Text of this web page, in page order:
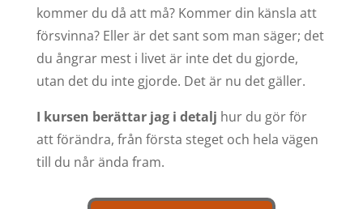
kommer du då att må? Kommer din känsla att
försvinna? Eller är det sant som man säger; det
du ångrar mest i livet är inte det du gjorde,
utan det du inte gjorde. Det är nu det gäller.
I kursen berättar jag i detalj hur du gör för
att förändra, från första steget och hela vägen
till du når ända fram.